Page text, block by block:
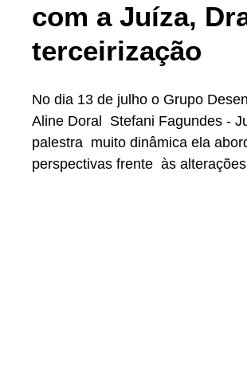
com a Juíza,
terceirização
No dia 13 de julho o Grupo
Aline Doral  Stefani Fagundes -
palestra  muito dinâmica ela
perspectivas frente  às